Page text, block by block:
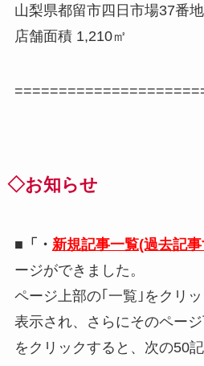
山梨県都留市四日市場37番
店舗面積 1,210㎡
◇お知らせ
■「・ 新規記事一覧(過去記
ージができました。
ページ上部の｢一覧｣をクリ
表示され、さらにそのペー
をクリックすると、次の50